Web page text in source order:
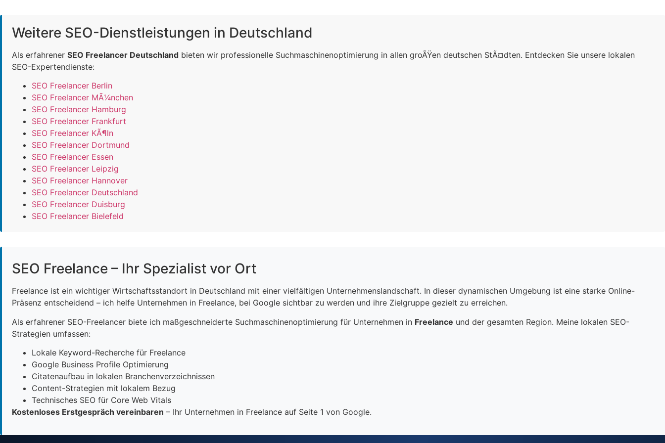
Weitere SEO-Dienstleistungen in Deutschland
Als erfahrener SEO Freelancer Deutschland bieten wir professionelle Suchmaschinenoptimierung in allen groÃŸen deutschen StÃ¤dten. Entdecken Sie unsere lokalen
SEO-Expertendienste:
SEO Freelancer Berlin
SEO Freelancer MÃ¼nchen
SEO Freelancer Hamburg
SEO Freelancer Frankfurt
SEO Freelancer KÃ¶ln
SEO Freelancer Dortmund
SEO Freelancer Essen
SEO Freelancer Leipzig
SEO Freelancer Hannover
SEO Freelancer Deutschland
SEO Freelancer Duisburg
SEO Freelancer Bielefeld
SEO Freelance – Ihr Spezialist vor Ort
Freelance ist ein wichtiger Wirtschaftsstandort in Deutschland mit einer vielfältigen Unternehmenslandschaft. In dieser dynamischen Umgebung ist eine starke Online-
Präsenz entscheidend – ich helfe Unternehmen in Freelance, bei Google sichtbar zu werden und ihre Zielgruppe gezielt zu erreichen.
Als erfahrener SEO-Freelancer biete ich maßgeschneiderte Suchmaschinenoptimierung für Unternehmen in Freelance und der gesamten Region. Meine lokalen SEO-
Strategien umfassen:
Lokale Keyword-Recherche für Freelance
Google Business Profile Optimierung
Citatenaufbau in lokalen Branchenverzeichnissen
Content-Strategien mit lokalem Bezug
Technisches SEO für Core Web Vitals
Kostenloses Erstgespräch vereinbaren – Ihr Unternehmen in Freelance auf Seite 1 von Google.